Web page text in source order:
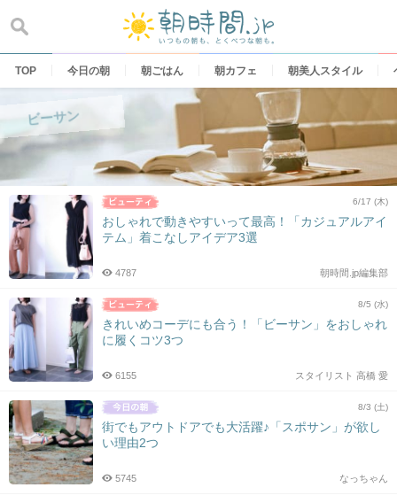
content
TOP 今日の朝 朝ごはん 朝カフェ 朝美人スタイル
ビーサン
6/17 (木)
おしゃれで動きやすいって最高！「カジュアルアイ
テム」着こなしアイデア3選
朝時間.jp編集部
4787
8/5 (水)
きれいめコーデにも合う！「ビーサン」をおしゃれ
に履くコツ3つ
スタイリスト 高橋 愛
6155
8/3 (土)
街でもアウトドアでも大活躍♪「スポサン」が欲し
い理由2つ
なっちゃん
5745